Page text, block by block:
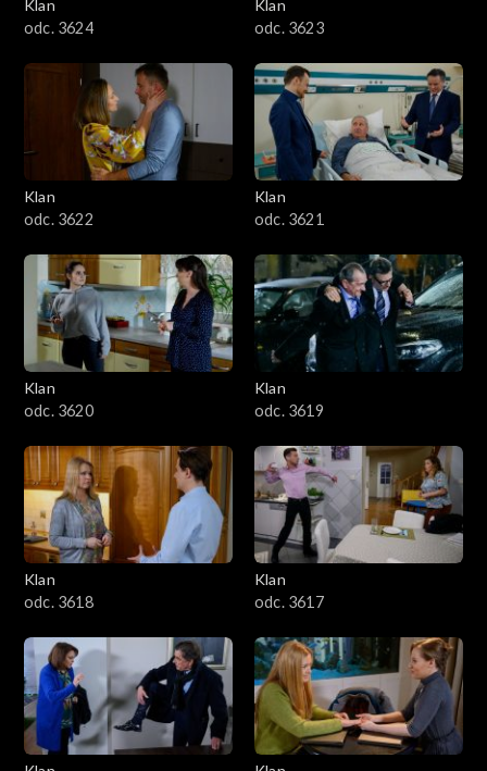
Klan
odc. 3624
Klan
odc. 3623
Klan
odc. 3622
Klan
odc. 3621
Klan
odc. 3620
Klan
odc. 3619
Klan
odc. 3618
Klan
odc. 3617